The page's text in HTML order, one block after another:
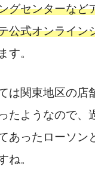
グセンターなど
公式オンライン
す。
は関東地区の店
たようなので、
あったローソン
ね。